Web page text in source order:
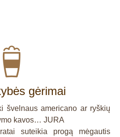
gėrimai
švelnaus americano ar ryškių
kavos… JURA
suteikia progą mėgautis